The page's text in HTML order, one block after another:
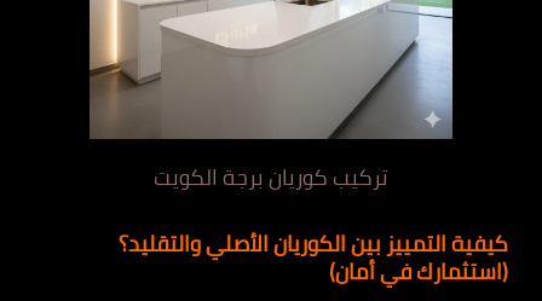
تركيب كوريان برجة الكويت
كيفية التمييز بين الكوريان الأصلي والتقليد؟
(استثمارك في أمان)